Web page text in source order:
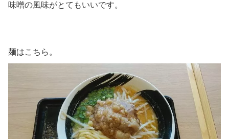
味噌の風味がとてもいいです。
麺はこちら。